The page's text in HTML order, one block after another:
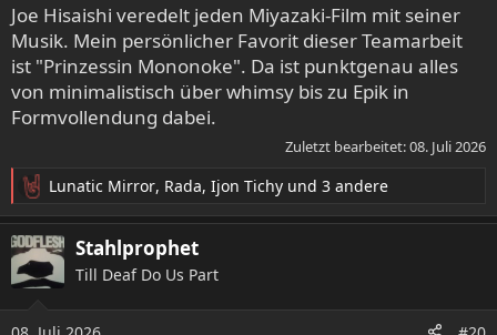
Joe Hisaishi veredelt jeden Miyazaki-Film mit seiner
Musik. Mein persönlicher Favorit dieser Teamarbeit
ist "Prinzessin Mononoke". Da ist punktgenau alles
von minimalistisch über whimsy bis zu Epik in
Formvollendung dabei.
Zuletzt bearbeitet:08. Juli 2026
R
e
a
k
t
Lunatic Mirror, Rada, Ijon Tichy und 3 andere
Stahlprophet
Till Deaf Do Us Part